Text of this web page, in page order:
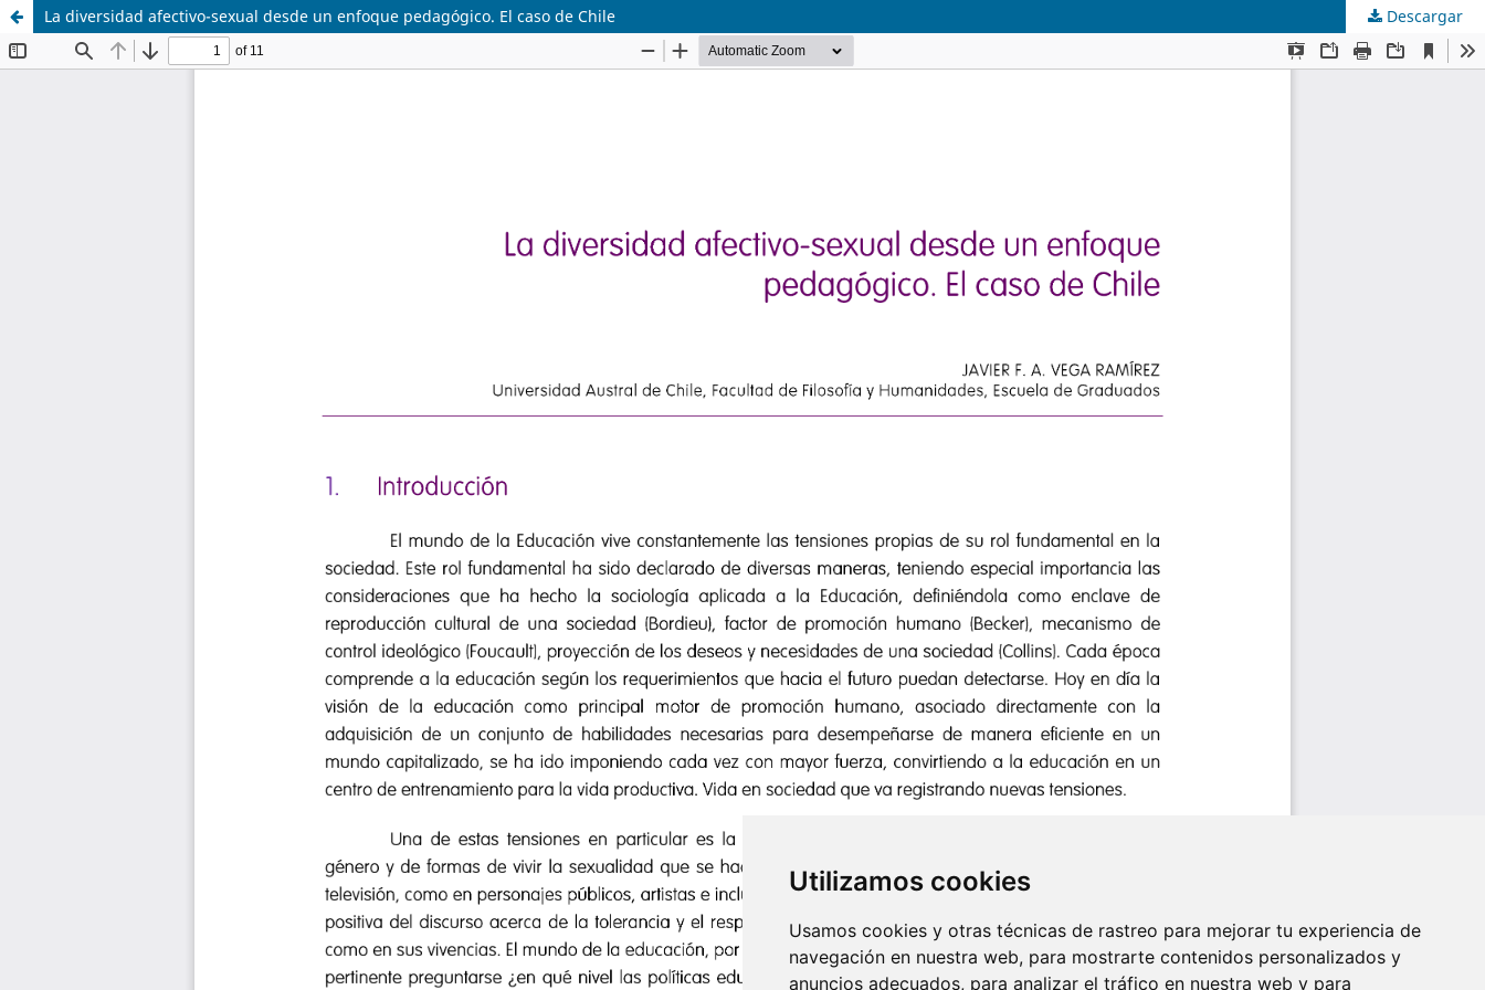
Utilizamos cookies
Usamos cookies y otras técnicas de rastreo para mejorar tu experiencia de
navegación en nuestra web, para mostrarte contenidos personalizados y
anuncios adecuados, para analizar el tráfico en nuestra web y para
La diversidad afectivo-sexual desde un enfoque pedagógico. El caso de Chile Descargar